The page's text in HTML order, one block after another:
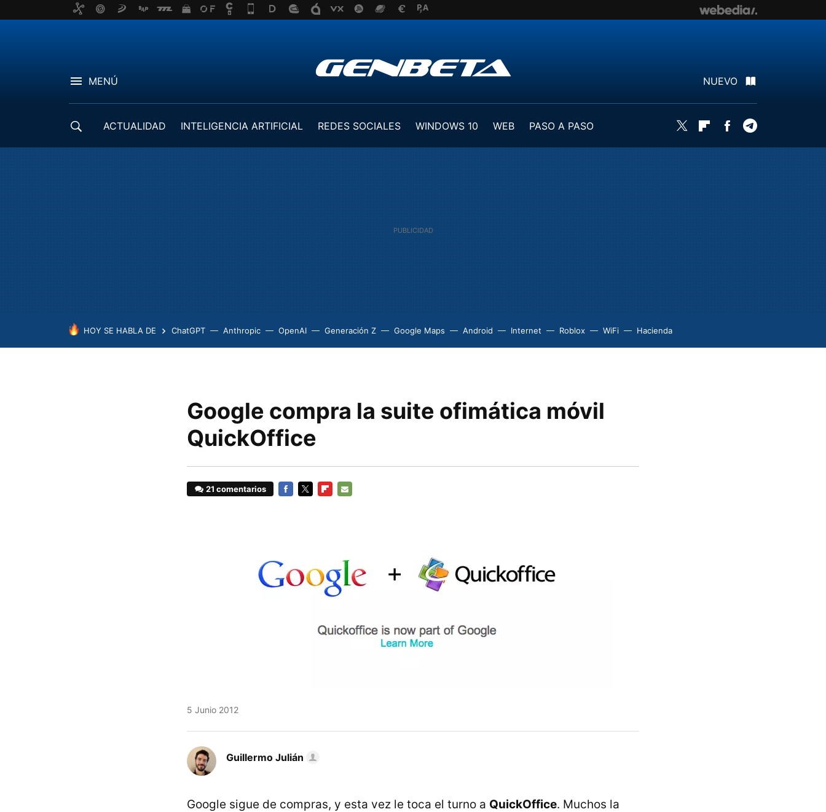
MENÚ NUEVO
ACTUALIDAD INTELIGENCIA ARTIFICIAL REDES SOCIALES WINDOWS 10 WEB
PASO A PASO
Twitter FlipboardFacebook
HOY SE HABLA DE ChatGPT Anthropic OpenAI Generación Z Google Maps Android Internet Roblox WiFi Hacienda
Google compra la suite ofimática móvil
QuickOffice
21 comentarios
5 Junio 2012
Guillermo Julián
Google sigue de compras, y esta vez le toca el turno a QuickOffice. Muchos la